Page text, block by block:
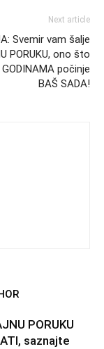
Next article
Svemir vam šalje
PORUKU, ono što
počinje
BAŠ SADA!
PORUKU
saznajte